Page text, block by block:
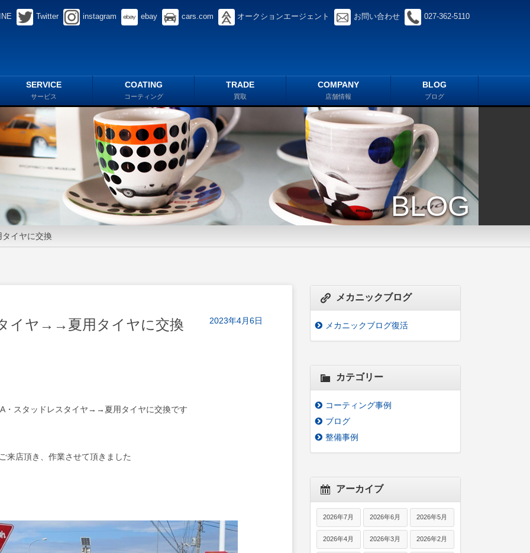
Twitter instagram ebay cars.com オークションエージェント お問い合わせ 027-362-5110
SERVICE
サービス
COATING
コーティング
TRADE
買取
COMPANY
店舗情報
BLOG
ブログ
BLOG
イヤに交換
イヤ→→夏用タイヤに交換 2023年4月6日
・スタッドレスタイヤ→→夏用タイヤに交換です
来店頂き、作業させて頂きました
メカニックブログ
メカニックブログ復活
カテゴリー
コーティング事例
ブログ
整備事例
アーカイブ
2026年7月 2026年6月 2026年5月
2026年4月 2026年3月 2026年2月